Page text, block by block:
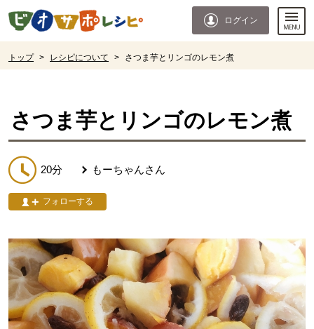
ページの先頭です。
ログイン
トップ > レシピについて > さつま芋とリンゴのレモン煮
さつま芋とリンゴのレモン煮
20分 もーちゃんさん
フォローする